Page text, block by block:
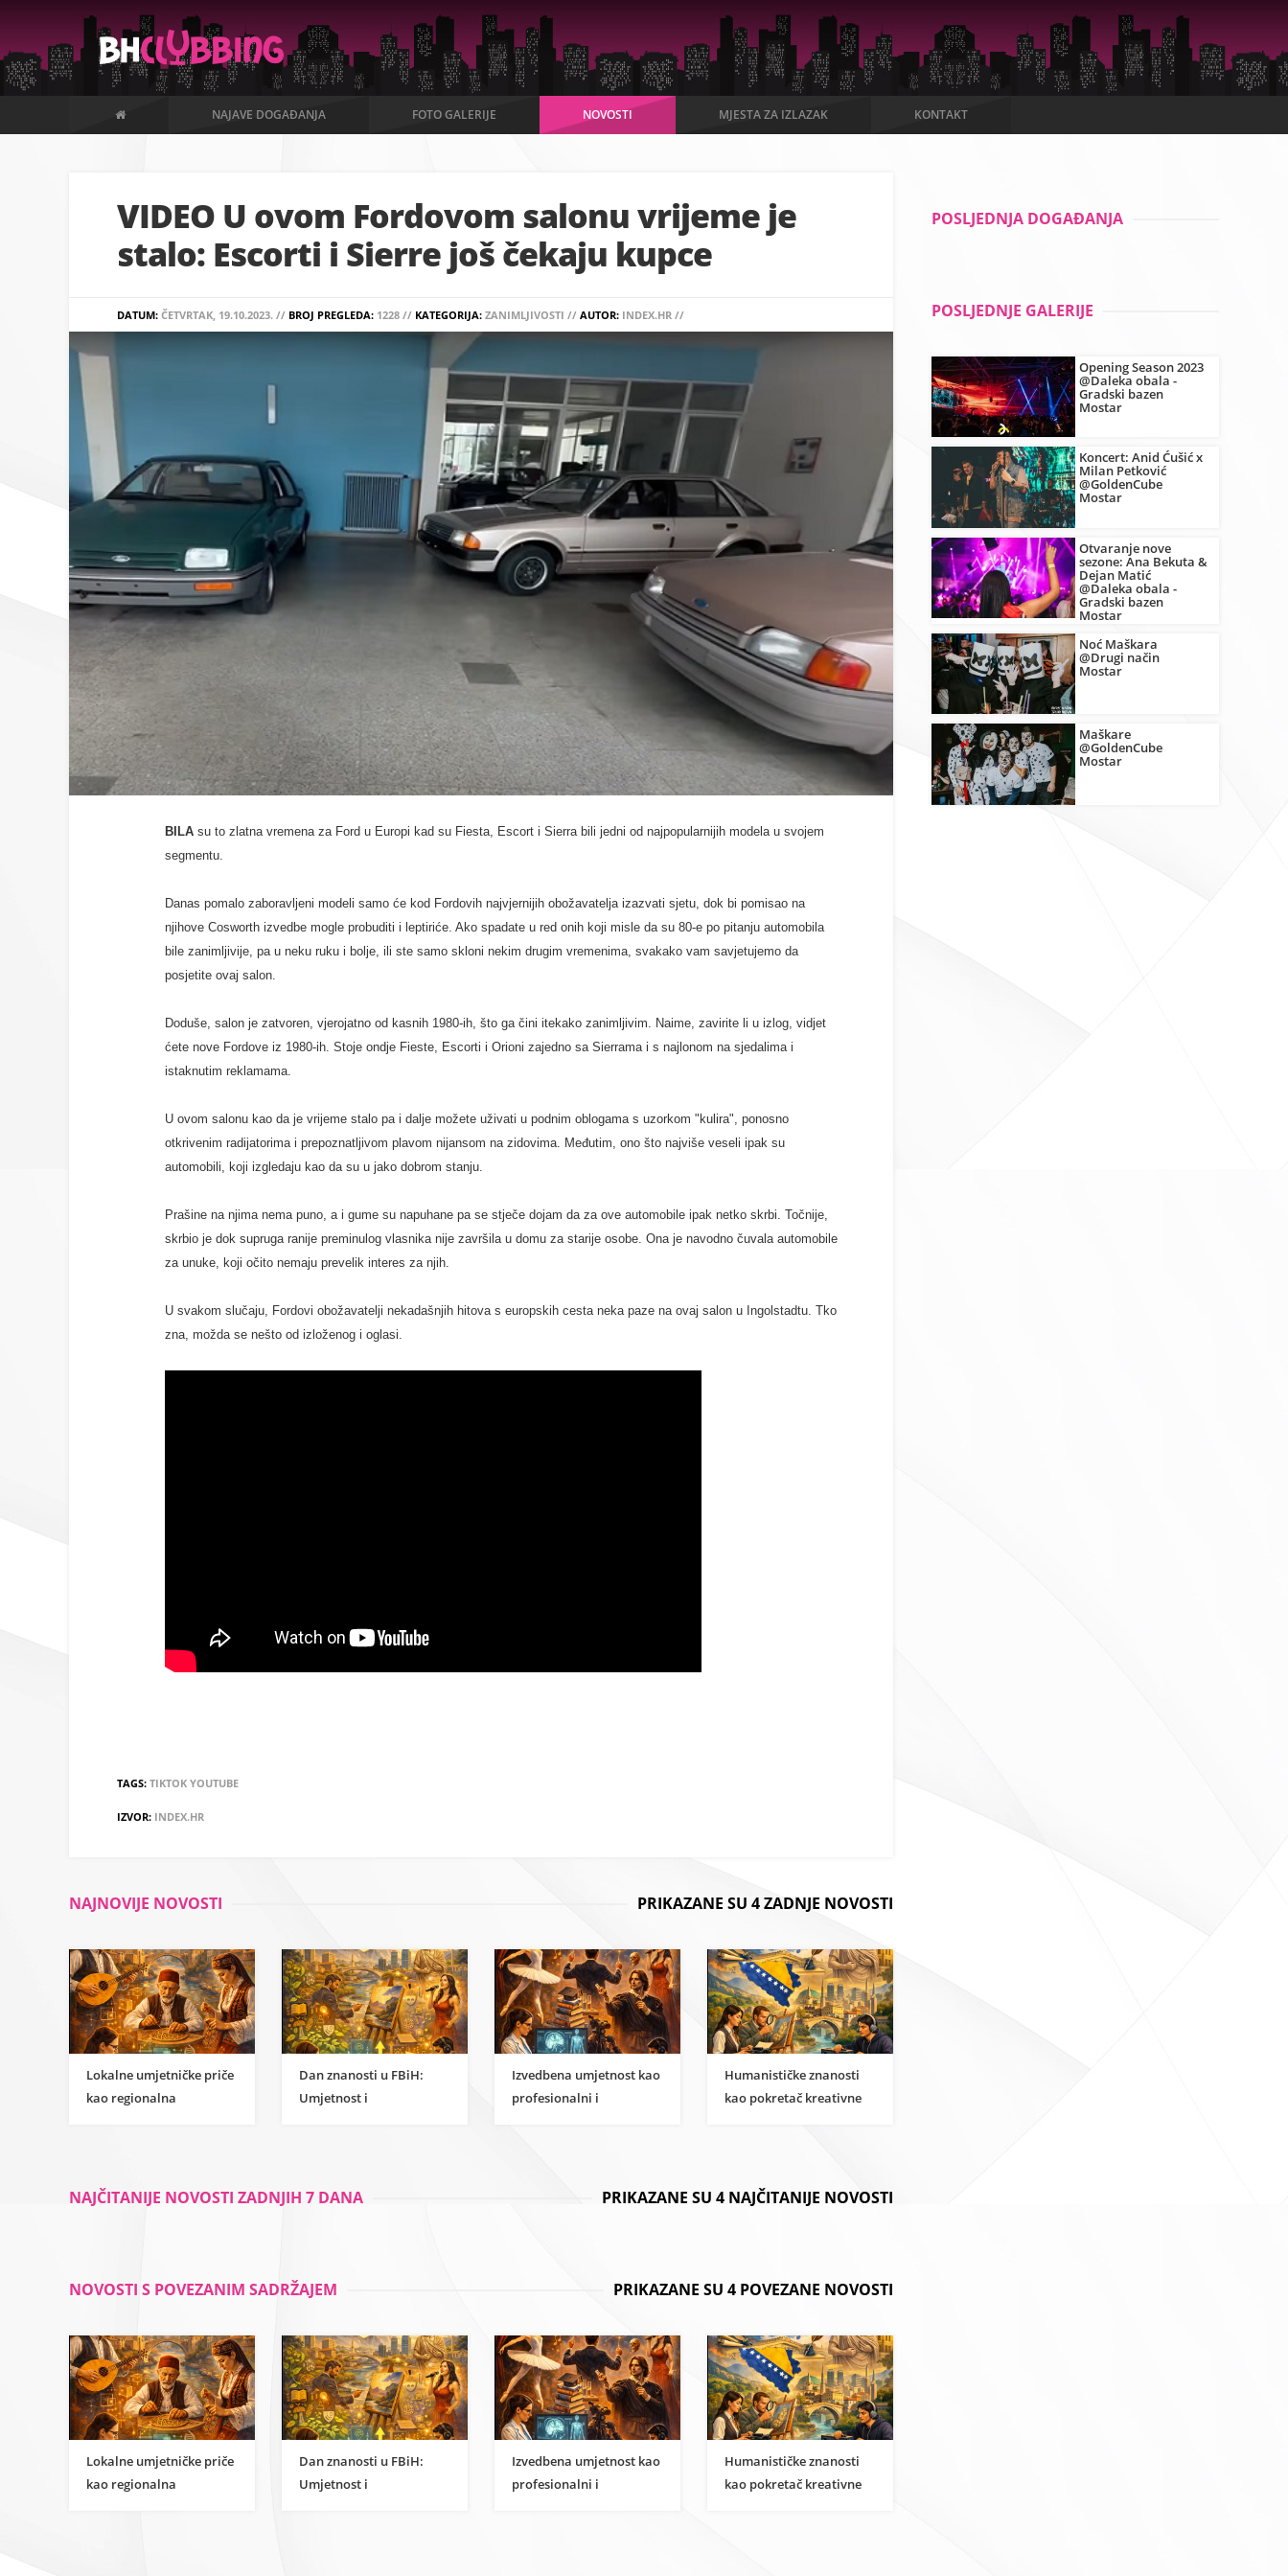
NAJAVE DOGAĐANJA FOTO GALERIJE NOVOSTI MJESTA ZA IZLAZAK KONTAKT
VIDEO U ovom Fordovom salonu vrijeme je
stalo: Escorti i Sierre još čekaju kupce
DATUM: ČETVRTAK, 19.10.2023. // BROJ PREGLEDA: 1228 // KATEGORIJA: ZANIMLJIVOSTI // AUTOR: INDEX.HR //
BILA su to zlatna vremena za Ford u Europi kad su Fiesta, Escort i Sierra bili jedni od najpopularnijih modela u svojem
segmentu.
Danas pomalo zaboravljeni modeli samo će kod Fordovih najvjernijih obožavatelja izazvati sjetu, dok bi pomisao na
njihove Cosworth izvedbe mogle probuditi i leptiriće. Ako spadate u red onih koji misle da su 80-e po pitanju automobila
bile zanimljivije, pa u neku ruku i bolje, ili ste samo skloni nekim drugim vremenima, svakako vam savjetujemo da
posjetite ovaj salon.
Doduše, salon je zatvoren, vjerojatno od kasnih 1980-ih, što ga čini itekako zanimljivim. Naime, zavirite li u izlog, vidjet
ćete nove Fordove iz 1980-ih. Stoje ondje Fieste, Escorti i Orioni zajedno sa Sierrama i s najlonom na sjedalima i
istaknutim reklamama.
U ovom salonu kao da je vrijeme stalo pa i dalje možete uživati u podnim oblogama s uzorkom "kulira", ponosno
otkrivenim radijatorima i prepoznatljivom plavom nijansom na zidovima. Međutim, ono što najviše veseli ipak su
automobili, koji izgledaju kao da su u jako dobrom stanju.
Prašine na njima nema puno, a i gume su napuhane pa se stječe dojam da za ove automobile ipak netko skrbi. Točnije,
skrbio je dok supruga ranije preminulog vlasnika nije završila u domu za starije osobe. Ona je navodno čuvala automobile
za unuke, koji očito nemaju prevelik interes za njih.
U svakom slučaju, Fordovi obožavatelji nekadašnjih hitova s europskih cesta neka paze na ovaj salon u Ingolstadtu. Tko
zna, možda se nešto od izloženog i oglasi.
TAGS: TIKTOK YOUTUBE
IZVOR: INDEX.HR
NAJNOVIJE NOVOSTI PRIKAZANE SU 4 ZADNJE NOVOSTI
Lokalne umjetničke priče
kao regionalna
umjetnosti
Dan znanosti u FBiH:
Umjetnost i
Izvedbena umjetnost kao
profesionalni i
Humanističke znanosti
kao pokretač kreativne
NAJČITANIJE NOVOSTI ZADNJIH 7 DANA PRIKAZANE SU 4 NAJČITANIJE NOVOSTI
NOVOSTI S POVEZANIM SADRŽAJEM PRIKAZANE SU 4 POVEZANE NOVOSTI
Lokalne umjetničke priče
kao regionalna
Dan znanosti u FBiH:
Umjetnost i
Izvedbena umjetnost kao
profesionalni i
Humanističke znanosti
kao pokretač kreativne
POSLJEDNJA DOGAĐANJA
POSLJEDNJE GALERIJE
Opening Season 2023
@Daleka obala -
Gradski bazen
Mostar
Koncert: Anid Ćušić x
Milan Petković
@GoldenCube
Mostar
Otvaranje nove
sezone: Ana Bekuta &
Dejan Matić
@Daleka obala -
Gradski bazen
Mostar
Noć Maškara
@Drugi način
Mostar
Maškare
@GoldenCube
Mostar